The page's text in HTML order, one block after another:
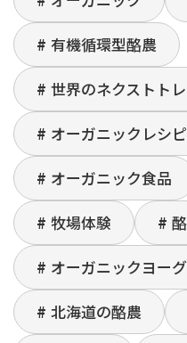
有機循環型酪農
世界のネクストト
オーガニックレシピ
オーガニック食品
牧場体験
オーガニックヨー
北海道の酪農